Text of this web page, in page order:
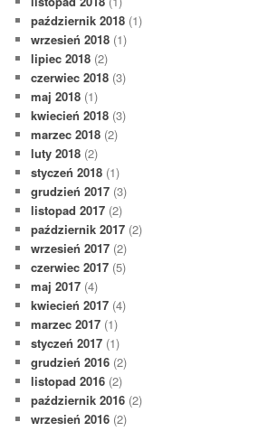
październik 2018 (1)
wrzesień 2018 (1)
lipiec 2018 (2)
czerwiec 2018 (3)
maj 2018 (1)
kwiecień 2018 (3)
marzec 2018 (2)
luty 2018 (2)
styczeń 2018 (1)
grudzień 2017 (3)
listopad 2017 (2)
październik 2017 (2)
wrzesień 2017 (2)
czerwiec 2017 (5)
maj 2017 (4)
kwiecień 2017 (4)
marzec 2017 (1)
styczeń 2017 (1)
grudzień 2016 (2)
listopad 2016 (2)
październik 2016 (2)
wrzesień 2016 (2)